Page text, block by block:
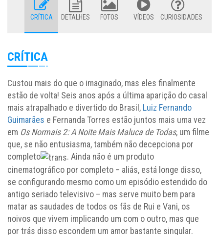
CRÍTICA DETALHES FOTOS VÍDEOS CURIOSIDADES
CRÍTICA
Custou mais do que o imaginado, mas eles finalmente
estão de volta! Seis anos após a última aparição do casal
mais atrapalhado e divertido do Brasil, Luiz Fernando
Guimarães e Fernanda Torres estão juntos mais uma vez
em Os Normais 2: A Noite Mais Maluca de Todas, um filme
que, se não entusiasma, também não decepciona por
completo
. Ainda não é um produto
cinematográfico por completo – aliás, está longe disso,
se configurando mesmo como um episódio estendido do
antigo seriado televisivo – mas serve muito bem para
matar as saudades de todos os fãs de Rui e Vani, os
noivos que vivem implicando um com o outro, mas que
por trás disso escondem um amor bastante singular.